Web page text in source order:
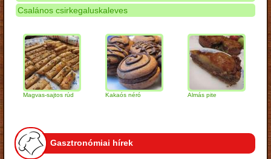
Csalános csirkegaluskaleves
Magvas-sajtos rúd Kakaós néró Almás pite
Gasztronómiai hírek